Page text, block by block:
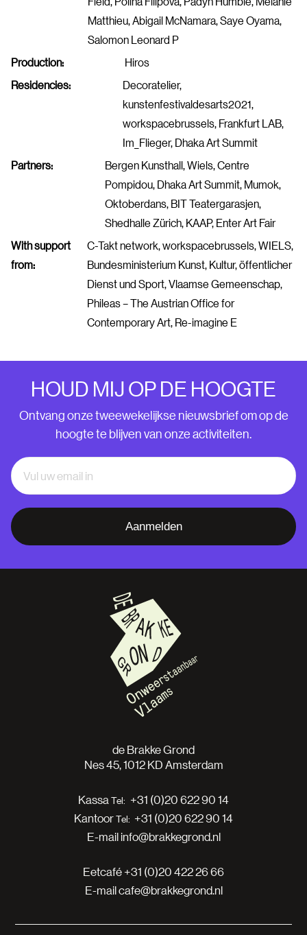
Matthieu, Abigail McNamara, Saye Oyama,
Salomon Leonard P
Production:
Hiros
Residencies:
Decoratelier,
kunstenfestivaldesarts2021,
workspacebrussels, Frankfurt LAB,
Im_Flieger, Dhaka Art Summit
Partners:
Bergen Kunsthall, Wiels, Centre
Pompidou, Dhaka Art Summit, Mumok,
Oktoberdans, BIT Teatergarasjen,
Shedhalle Zürich, KAAP, Enter Art Fair
With support
from:
C-Takt network, workspacebrussels, WIELS,
Bundesministerium Kunst, Kultur, öffentlicher
Dienst und Sport, Vlaamse Gemeenschap,
Phileas – The Austrian Office for
Contemporary Art, Re-imagine E
HOUD MIJ OP DE HOOGTE
Ontvang onze tweewekelijkse nieuwsbrief om op de
hoogte te blijven van onze activiteiten.
Aanmelden
de Brakke Grond
Nes 45, 1012 KD Amsterdam
Kassa
+31 (0)20 622 90 14
Kantoor
+31 (0)20 622 90 14
E-mailinfo@brakkegrond.nl
Eetcafé+31 (0)20 422 26 66
E-mailcafe@brakkegrond.nl